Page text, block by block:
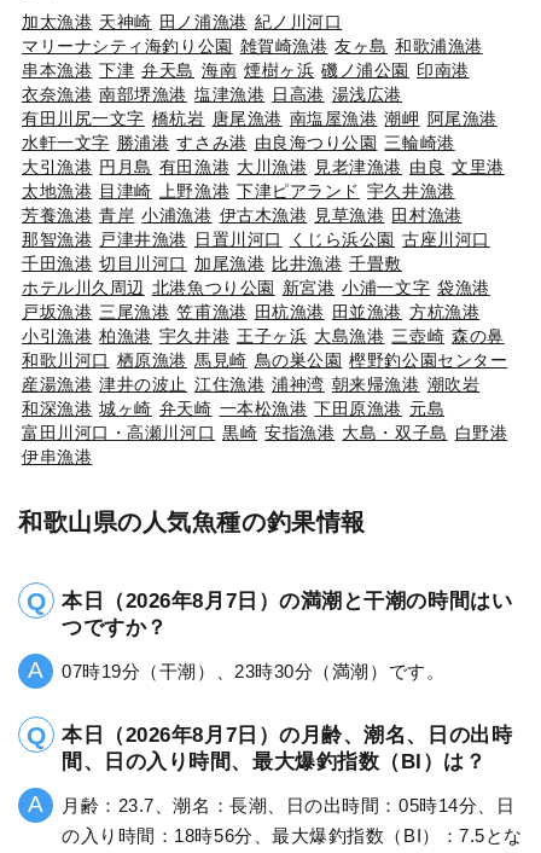
加太漁港 天神崎 田ノ浦漁港 紀ノ川河口
マリーナシティ海釣り公園 雑賀崎漁港 友ヶ島 和歌浦漁港
串本漁港 下津 弁天島 海南 煙樹ヶ浜 磯ノ浦公園 印南港
衣奈漁港 南部堺漁港 塩津漁港 日高港 湯浅広港
有田川尻一文字 橋杭岩 唐尾漁港 南塩屋漁港 潮岬 阿尾漁港
水軒一文字 勝浦港 すさみ港 由良海つり公園 三輪崎港
大引漁港 円月島 有田漁港 大川漁港 見老津漁港 由良 文里港
太地漁港 目津崎 上野漁港 下津ピアランド 宇久井漁港
芳養漁港 青岸 小浦漁港 伊古木漁港 見草漁港 田村漁港
那智漁港 戸津井漁港 日置川河口 くじら浜公園 古座川河口
千田漁港 切目川河口 加尾漁港 比井漁港 千畳敷
ホテル川久周辺 北港魚つり公園 新宮港 小浦一文字 袋漁港
戸坂漁港 三尾漁港 笠甫漁港 田杭漁港 田並漁港 方杭漁港
小引漁港 柏漁港 宇久井港 王子ヶ浜 大島漁港 三壺崎 森の鼻
和歌川河口 栖原漁港 馬見崎 鳥の巣公園 樫野釣公園センター
産湯漁港 津井の波止 江住漁港 浦神湾 朝来帰漁港 潮吹岩
和深漁港 城ヶ崎 弁天崎 一本松漁港 下田原漁港 元島
富田川河口・高瀬川河口 黒崎 安指漁港 大島・双子島 白野港
伊串漁港
和歌山県の人気魚種の釣果情報
本日（2026年8月7日）の満潮と干潮の時間はい
つですか？
07時19分（干潮）、23時30分（満潮）です。
本日（2026年8月7日）の月齢、潮名、日の出時
間、日の入り時間、最大爆釣指数（BI）は？
月齢：23.7、潮名：長潮、日の出時間：05時14分、日
の入り時間：18時56分、最大爆釣指数（BI）：7.5とな